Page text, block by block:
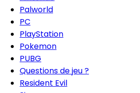
Palworld
PC
PlayStation
Pokemon
PUBG
Questions de jeu ?
Resident Evil